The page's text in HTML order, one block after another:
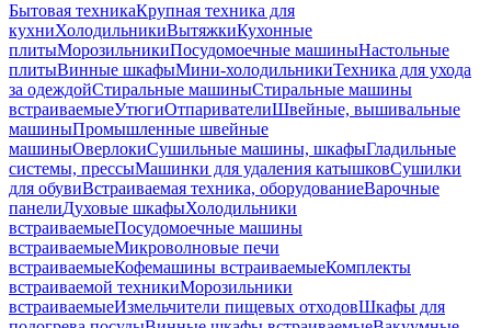
Бытовая техникаКрупная техника для
кухниХолодильникиВытяжкиКухонные
плитыМорозильникиПосудомоечные машиныНастольные
плитыВинные шкафыМини-холодильникиТехника для ухода
за одеждойСтиральные машиныСтиральные машины
встраиваемыеУтюгиОтпаривателиШвейные, вышивальные
машиныПромышленные швейные
машиныОверлокиСушильные машины, шкафыГладильные
системы, прессыМашинки для удаления катышковСушилки
для обувиВстраиваемая техника, оборудованиеВарочные
панелиДуховые шкафыХолодильники
встраиваемыеПосудомоечные машины
встраиваемыеМикроволновые печи
встраиваемыеКофемашины встраиваемыеКомплекты
встраиваемой техникиМорозильники
встраиваемыеИзмельчители пищевых отходовШкафы для